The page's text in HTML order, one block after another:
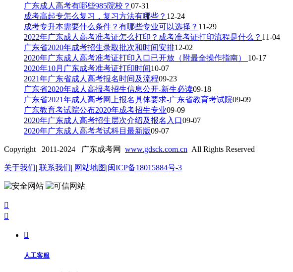
广东成人高考有哪些985院校？ 07-31
成考高起专怎么复习，复习方法有哪些？ 12-24
成考专升本需要什么条件？有哪些专业可以选择？ 11-29
2022年广东成人高考准考证怎么打印？成考准考证打印流程是什么？ 11-04
广东省2020年成考招生录取批次和时间安排12-02
2020年广东成人高考准考证打印入口已开放（附最全操作指南） 10-17
2020年10月广东成考准考证打印时间10-07
2021年广东省成人高考报名时间及流程09-23
广东省2020年成人高报考招生信息公开-新生必读09-18
广东省2021年成人高考网上报名具体要求-广东省教育考试院09-09
广东教育考试院公布2020年成考招生专业09-09
2020年广东成人高考招生层次介绍及报名入口09-07
2020年广东成人高考考试科目最新版09-07
Copyright 2011-2024 广东成考网 www.gdsck.com.cn All Rights Reserved
关于我们| 联系我们| 网站地图|闽ICP备18015884号-3



人工客服